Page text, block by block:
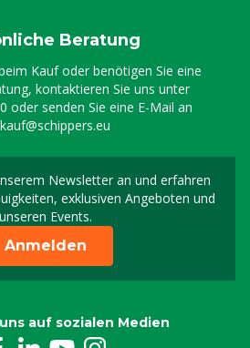
Beratung
Kauf oder benötigen Sie eine
kontaktieren Sie uns unter
oder senden Sie eine E-Mail an
Newsletter an und erfahren
exklusiven Angeboten und
unseren Events.
Melden Sie sich für
Anmelden
auf sozialen Medien